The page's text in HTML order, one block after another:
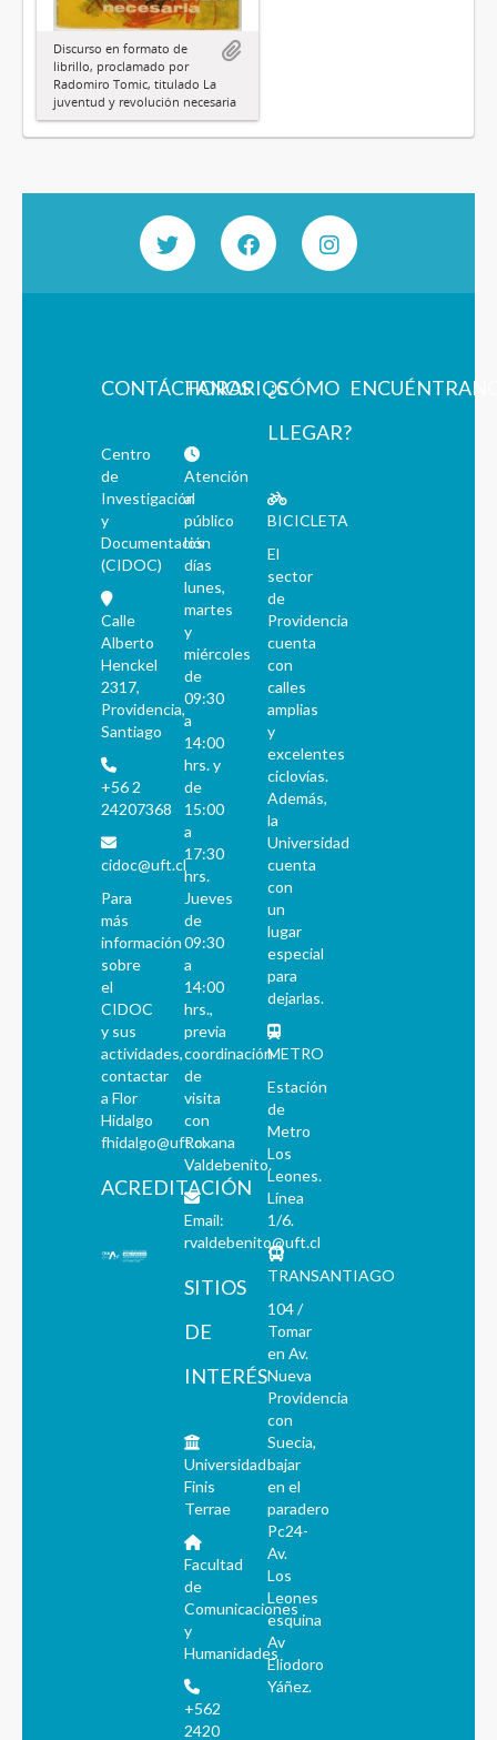
Discurso en formato de
librillo, proclamado por
Radomiro Tomic, titulado La
juventud y revolución necesaria
CONTÁCTANOS
Centro
de
Investigación
y
Documentación
(CIDOC)
Calle
Alberto
Henckel
2317,
Providencia,
Santiago
+56 2
24207368
cidoc@uft.cl
Para
más
información
sobre
el
CIDOC
y sus
actividades,
contactar
a Flor
Hidalgo
fhidalgo@uft.cl
ACREDITACIÓN
HORARIOS
Atención
al
público
los
días
lunes,
martes
y
miércoles
de
09:30
a
14:00
hrs. y
de
15:00
a
17:30
hrs.
Jueves
de
09:30
a
14:00
hrs.,
previa
coordinación
de
visita
con
Roxana
Valdebenito.
Email:
rvaldebenito@uft.cl
SITIOS
DE
INTERÉS
Universidad
Finis
Terrae
Facultad
de
Comunicaciones
y
Humanidades
+562
2420
¿CÓMO
LLEGAR?
BICICLETA
El
sector
de
Providencia
cuenta
con
calles
amplias
y
excelentes
ciclovías.
Además,
la
Universidad
cuenta
con
un
lugar
especial
para
dejarlas.
METRO
Estación
de
Metro
Los
Leones.
Línea
1/6.
TRANSANTIAGO
104 /
Tomar
en Av.
Nueva
Providencia
con
Suecia,
bajar
en el
paradero
Pc24-
Av.
Los
Leones
esquina
Av
Eliodoro
Yáñez.